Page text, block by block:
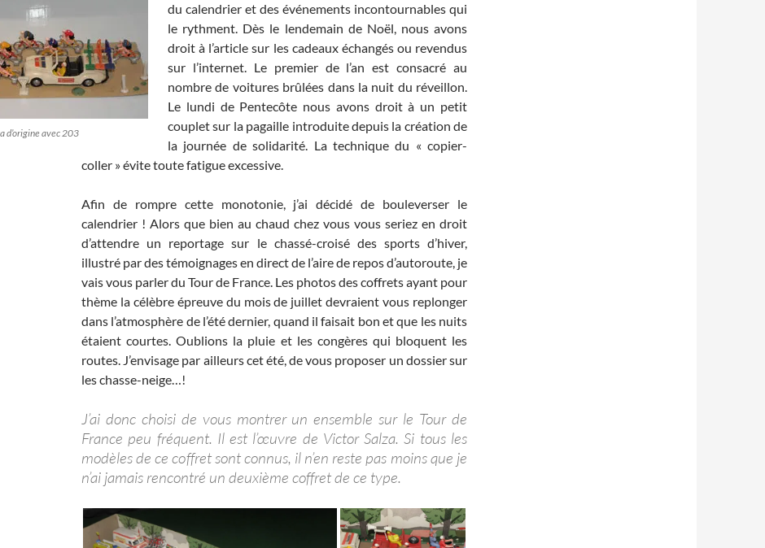
d’origine avec 203
du calendrier et des événements incontournables qui
le rythment. Dès le lendemain de Noël, nous avons
droit à l’article sur les cadeaux échangés ou revendus
sur l’internet. Le premier de l’an est consacré au
nombre de voitures brûlées dans la nuit du réveillon.
Le lundi de Pentecôte nous avons droit à un petit
couplet sur la pagaille introduite depuis la création de
la journée de solidarité. La technique du « copier-
coller » évite toute fatigue excessive.
Afin de rompre cette monotonie, j’ai décidé de bouleverser le
calendrier ! Alors que bien au chaud chez vous vous seriez en droit
d’attendre un reportage sur le chassé-croisé des sports d’hiver,
illustré par des témoignages en direct de l’aire de repos d’autoroute, je
vais vous parler du Tour de France. Les photos des coffrets ayant pour
thème la célèbre épreuve du mois de juillet devraient vous replonger
dans l’atmosphère de l’été dernier, quand il faisait bon et que les nuits
étaient courtes. Oublions la pluie et les congères qui bloquent les
routes. J’envisage par ailleurs cet été, de vous proposer un dossier sur
les chasse-neige…!
J’ai donc choisi de vous montrer un ensemble sur le Tour de
France peu fréquent. Il est l’œuvre de Victor Salza. Si tous les
modèles de ce coffret sont connus, il n’en reste pas moins que je
n’ai jamais rencontré un deuxième coffret de ce type.